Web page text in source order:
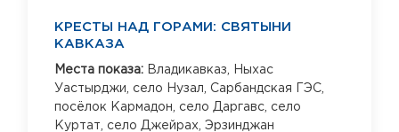
КРЕСТЫ НАД ГОРАМИ: СВЯТЫНИ
КАВКАЗА
Места показа: Владикавказ,
Ныхас
Уастырджи, село Нузал, Сарбандская ГЭС,
посёлок Кармадон, село Даргавс, село
Куртат, село Джейрах, Эрзинджан